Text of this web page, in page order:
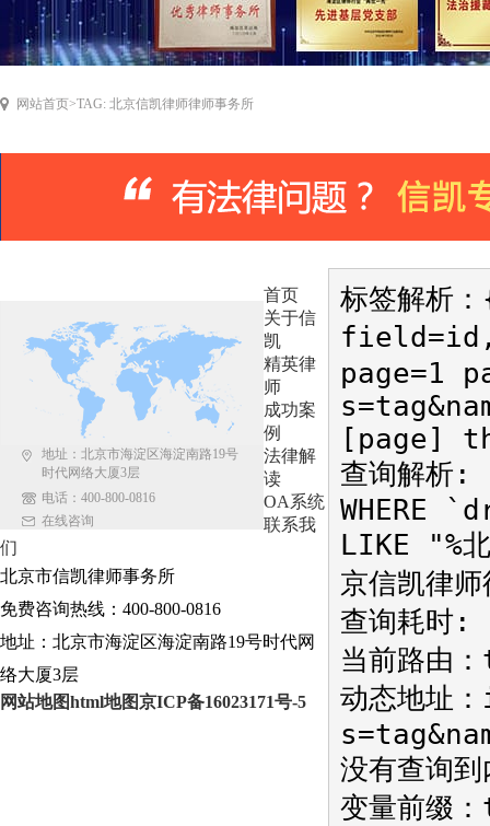
网站首页>TAG: 北京信凯律师律师事务所
地址：北京市海淀区海淀南路19号
时代网络大厦3层
电话：400-800-0816
在线咨询
标签解
page=1
[page]
查询解
LIKE "%
京信凯律
查询耗时
当前路由
动态地址
没有查询到
变量前缀
首页
关于信
凯
精英律
师
成功案
例
法律解
读
OA系统
联系我
们
北京市信凯律师事务所
免费咨询热线：400-800-0816
地址：北京市海淀区海淀南路19号时代网
络大厦3层
网站地图html地图京ICP备16023171号-5